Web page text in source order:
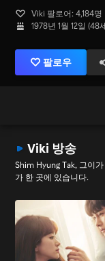
Viki 팔로어: 4,184명
1978년 1월 12일 (48
팔로우
Viki 방송
Shim Hyung Tak, 그이
가 한 곳에 있습니다.